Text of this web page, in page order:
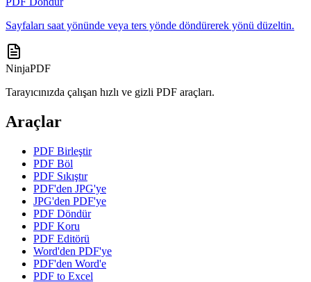
Sayfaları saat yönünde veya ters yönde döndürerek yönü düzeltin.
NinjaPDF
Tarayıcınızda çalışan hızlı ve gizli PDF araçları.
Araçlar
PDF Birleştir
PDF Böl
PDF Sıkıştır
PDF'den JPG'ye
JPG'den PDF'ye
PDF Döndür
PDF Koru
PDF Editörü
Word'den PDF'ye
PDF'den Word'e
PDF to Excel